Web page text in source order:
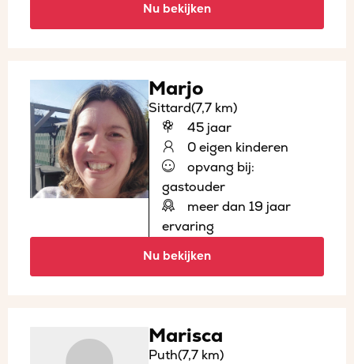
Nu bekijken
Marjo
Sittard(7,7 km)
45 jaar
0 eigen kinderen
opvang bij:
gastouder
meer dan 19 jaar
ervaring
Nu bekijken
Marisca
Puth(7,7 km)